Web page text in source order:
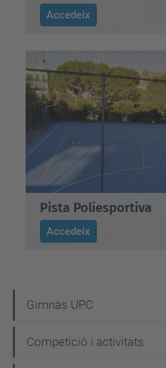
Accedeix
Pista Poliesportiva
Accedeix
a
v
Gimnàs UPC
Competició i activitats